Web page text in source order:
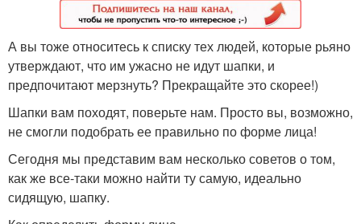
А вы тоже относитесь к списку тех людей, которые рьяно
утверждают, что им ужасно не идут шапки, и
предпочитают мерзнуть? Прекращайте это скорее!)
Шапки вам походят, поверьте нам. Просто вы, возможно,
не смогли подобрать ее правильно по форме лица!
Сегодня мы представим вам несколько советов о том,
как же все-таки можно найти ту самую, идеально
сидящую, шапку.